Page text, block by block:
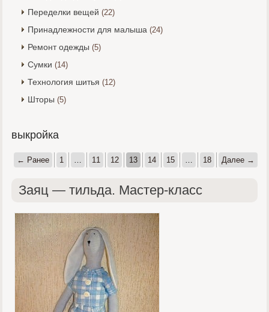
Переделки вещей (22)
Принадлежности для малыша (24)
Ремонт одежды (5)
Сумки (14)
Технология шитья (12)
Шторы (5)
выкройка
← Ранее 1 … 11 12 13 14 15 … 18 Далее →
Заяц — тильда. Мастер-класс